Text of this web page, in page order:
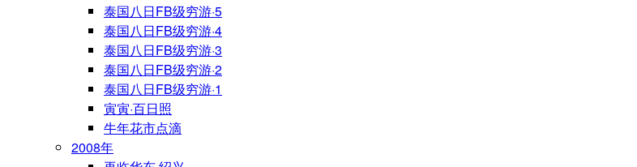
泰国八日FB级穷游·5
泰国八日FB级穷游·4
泰国八日FB级穷游·3
泰国八日FB级穷游·2
泰国八日FB级穷游·1
寅寅·百日照
牛年花市点滴
2008年